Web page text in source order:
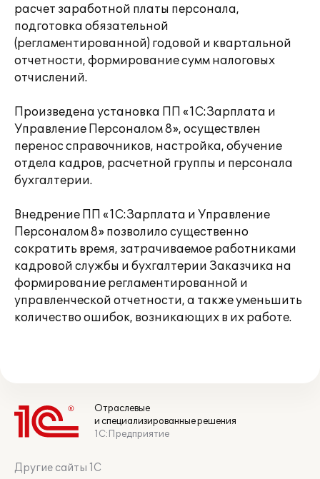
расчет заработной платы персонала,
подготовка обязательной
(регламентированной) годовой и квартальной
отчетности, формирование сумм налоговых
отчислений.
Произведена установка ПП «1С:Зарплата и
Управление Персоналом 8», осуществлен
перенос справочников, настройка, обучение
отдела кадров, расчетной группы и персонала
бухгалтерии.
Внедрение ПП «1С:Зарплата и Управление
Персоналом 8» позволило существенно
сократить время, затрачиваемое работниками
кадровой службы и бухгалтерии Заказчика на
формирование регламентированной и
управленческой отчетности, а также уменьшить
количество ошибок, возникающих в их работе.
Отраслевые
и специализированные решения
1С:Предприятие
Другие сайты 1С